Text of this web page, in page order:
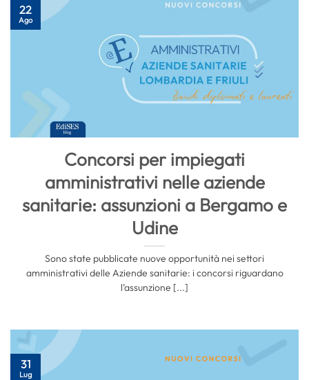
Concorsi per impiegati
amministrativi nelle aziende
sanitarie: assunzioni a Bergamo e
Udine
Sono state pubblicate nuove opportunità nei settori
amministrativi delle Aziende sanitarie: i concorsi riguardano
l’assunzione [...]
22
Ago
31
Lug